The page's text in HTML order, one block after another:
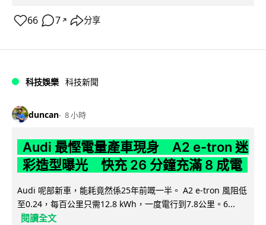
66 7 ↗ 分享
科技娛樂 科技新聞
duncan 8 小時
Audi 最慳電量產車現身 A2 e-tron 迷
彩造型曝光 快充 26 分鐘充滿 8 成電
Audi 呢部新車，能耗竟然係25年前嘅一半。 A2 e-tron 風阻低
至0.24，每百公里只需12.8 kWh，一度電行到7.8公里。6...
閱讀全文